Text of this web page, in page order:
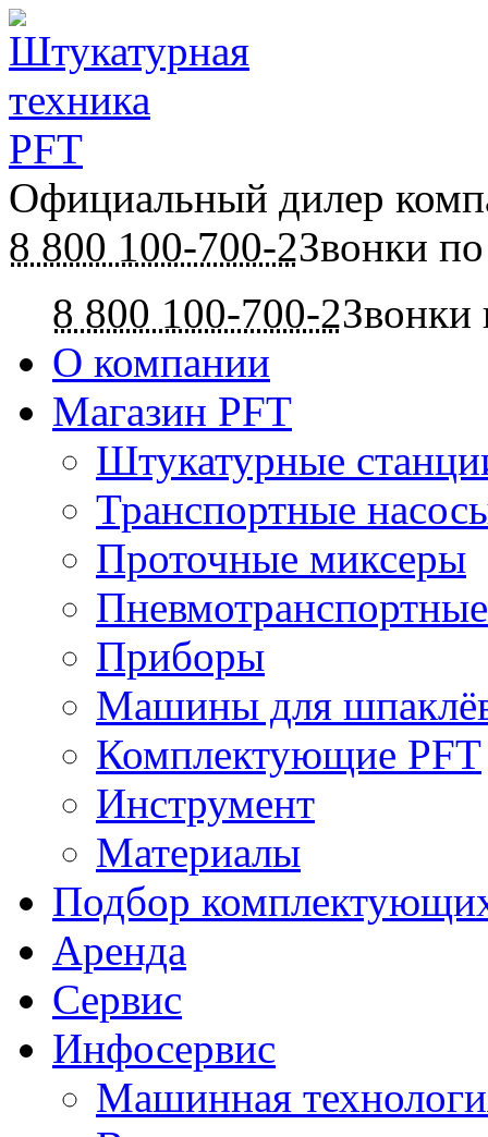
Официальный дилер
8 800 100-700-2Звонки
8 800 100-700-2Звонки
О компании
Магазин PFT
Штукатурные
Транспортные
Проточные миксеры
Приборы
Машины для
Комплектующие PFT
Инструмент
Материалы
Подбор
Аренда
Сервис
Инфосервис
Машинная